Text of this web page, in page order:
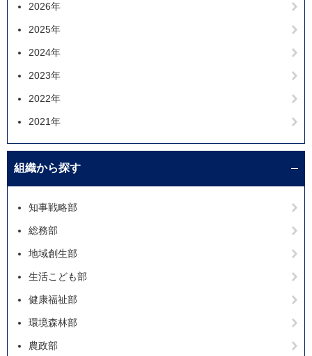
2026年
2025年
2024年
2023年
2022年
2021年
組織から探す
知事戦略部
総務部
地域創生部
生活こども部
健康福祉部
環境森林部
農政部